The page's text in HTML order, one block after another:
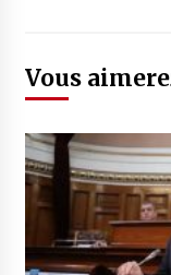
Vous